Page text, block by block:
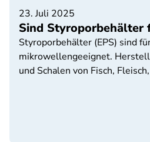
23. Juli 2025
Sind Styroporbehälter
Styroporbehälter (EPS) sind
mikrowellengeeignet.
und Schalen von Fisch,